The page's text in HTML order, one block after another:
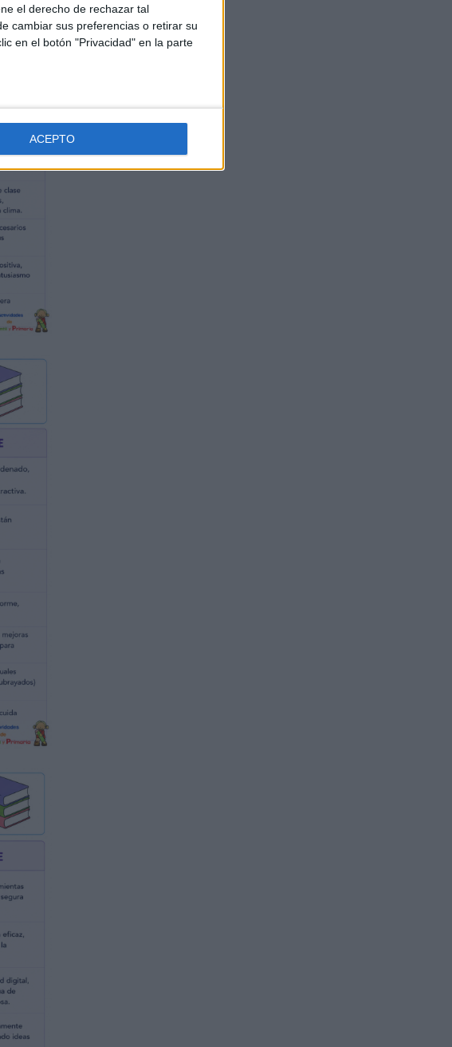
el derecho de rechazar tal
cambiar sus preferencias o retirar su
en el botón "Privacidad" en la parte
ACEPTO